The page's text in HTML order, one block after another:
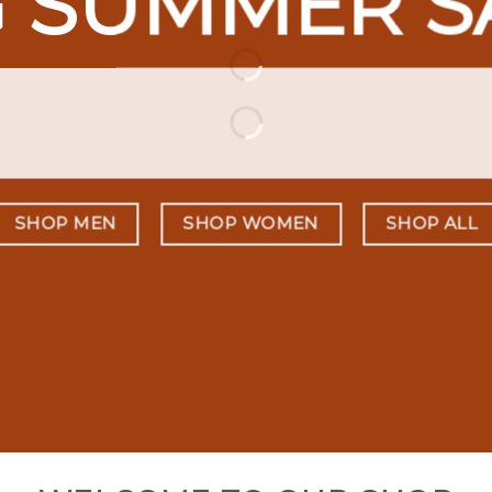
SHOP MEN SHOP WOMEN SHOP ALL